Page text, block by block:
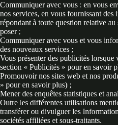
Communiquer avec vous : en vous
nos services, en vous fournissant des
répondant à toute question relative
poser ;
Communiquer avec vous et vous
des nouveaux services ;
Vous présenter des publicités
section « Publicités » pour en savoir
Promouvoir nos sites web et nos
» pour en savoir plus) ;
Mener des enquêtes statistiques et
Outre les différentes utilisations
transférer ou divulguer les
sociétés affiliées et sous-traitants.